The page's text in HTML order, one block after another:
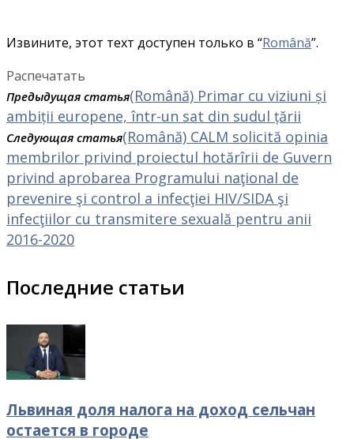
Извините, этот техт доступен только в “Română”.
Распечатать
Предыдущая статья(Română) Primar cu viziuni și
ambiții europene, într-un sat din sudul țării
Следующая статья(Română) CALM solicită opinia
membrilor privind proiectul hotărîrii de Guvern
privind aprobarea Programului naţional de
prevenire şi control a infecţiei HIV/SIDA şi
infecţiilor cu transmitere sexuală pentru anii
2016-2020
Последние статьи
Львиная доля налога на доход сельчан
остается в городе